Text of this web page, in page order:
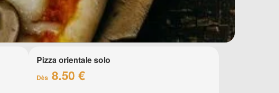
Pizza orientale solo
Dès 8.50 €